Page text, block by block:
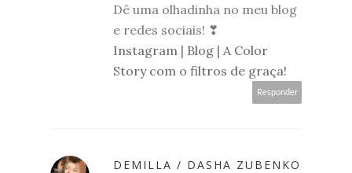
Dê uma olhadinha no meu blog
e redes sociais! ❣
Instagram | Blog | A Color
Story com o filtros de graça!
Responder
DEMILLA / DASHA ZUBENKO